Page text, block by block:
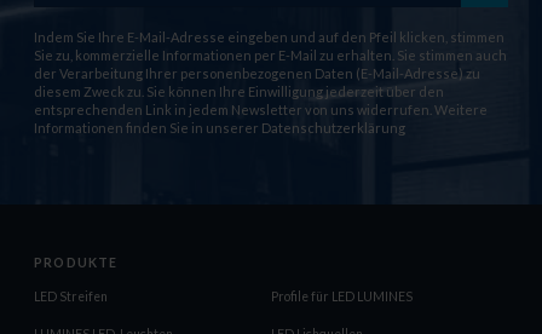
Indem Sie Ihre E-Mail-Adresse eingeben und auf den Pfeil klicken, stimmen
Sie zu, kommerzielle Informationen per E-Mail zu erhalten. Sie stimmen auch
der Verarbeitung Ihrer personenbezogenen Daten (E-Mail-Adresse) zu
diesem Zweck zu. Sie können Ihre Einwilligung jederzeit über den
entsprechenden Link in jedem Newsletter von uns widerrufen. Weitere
Informationen finden Sie in unserer Datenschutzerklärung
PRODUKTE
LED Streifen Profile für LED LUMINES